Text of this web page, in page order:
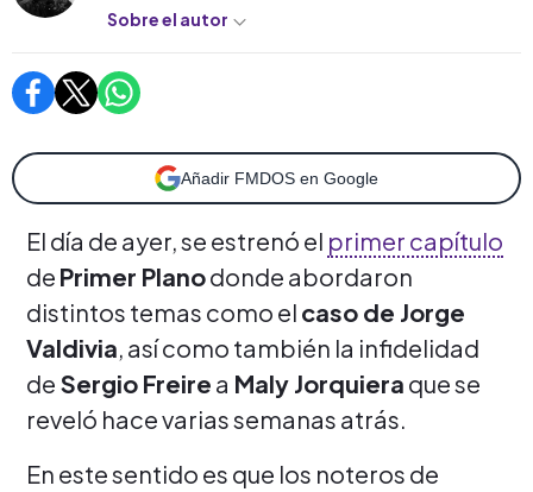
Sobre el autor
Añadir FMDOS en Google
El día de ayer, se estrenó el primer capítulo
de Primer Planodonde abordaron
distintos temas como el caso de Jorge
Valdivia, así como también la infidelidad
de Sergio Freire a Maly Jorquiera que se
reveló hace varias semanas atrás.
En este sentido es que los noteros de